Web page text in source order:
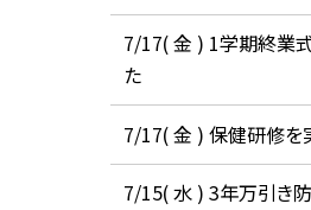
7/17( 金 ) 1学期終業
た
7/17( 金 ) 保健研修を
7/15( 水 ) 3年万引き